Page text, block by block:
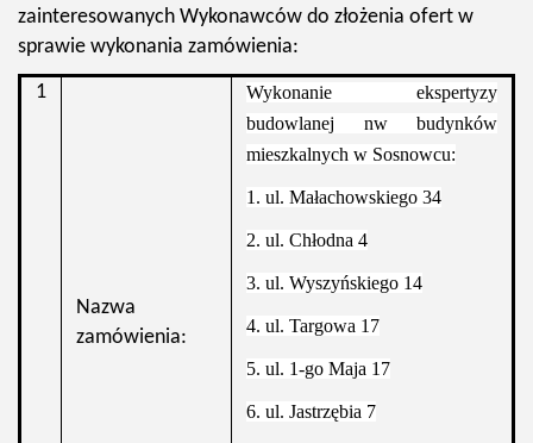
zainteresowanych Wykonawców do złożenia ofert w
sprawie wykonania zamówienia:
1
Nazwa
zamówienia:
Wykonanie ekspertyzy
budowlanej nw budynków
mieszkalnych w Sosnowcu:
1. ul. Małachowskiego 34
2. ul. Chłodna 4
3. ul. Wyszyńskiego 14
4. ul. Targowa 17
5. ul. 1-go Maja 17
6. ul. Jastrzębia 7